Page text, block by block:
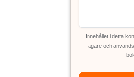
Innehållet i detta
ägare och